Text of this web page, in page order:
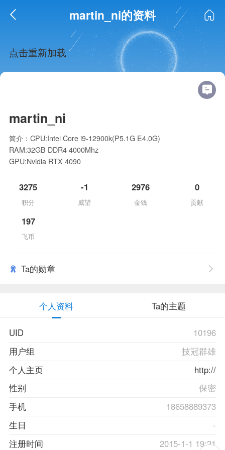
martin_ni的资料
点击重新加载
martin_ni
简介：CPU:Intel Core i9-12900k(P5.1G E4.0G)
RAM:32GB DDR4 4000Mhz
GPU:Nvidia RTX 4090
3275
积分
-1
威望
2976
金钱
0
贡献
197
飞币
Ta的勋章
个人资料 Ta的主题
UID
10196
用户组
技冠群雄
个人主页
http://
性别
保密
手机
18658889373
生日
-
注册时间
2015-1-1 19:21